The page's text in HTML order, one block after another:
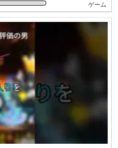
ゲーム